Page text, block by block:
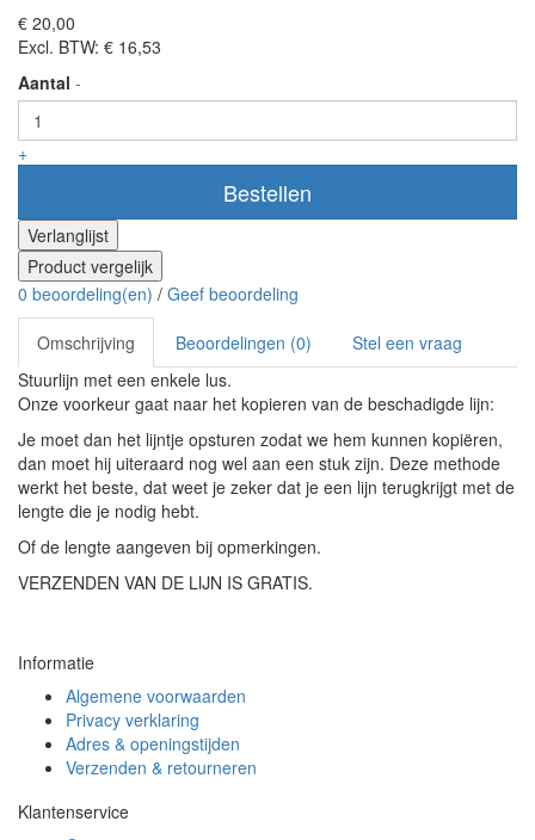
€ 20,00
Excl. BTW: € 16,53
Aantal -
+
Bestellen
Verlanglijst
Product vergelijk
0 beoordeling(en) / Geef beoordeling
Omschrijving Beoordelingen (0)
Stel een vraag
Stuurlijn met een enkele lus.
Onze voorkeur gaat naar het kopieren van de beschadigde lijn:
Je moet dan het lijntje opsturen zodat we hem kunnen kopiëren,
dan moet hij uiteraard nog wel aan een stuk zijn. Deze methode
werkt het beste, dat weet je zeker dat je een lijn terugkrijgt met de
lengte die je nodig hebt.
Of de lengte aangeven bij opmerkingen.
VERZENDEN VAN DE LIJN IS GRATIS.
Informatie
Algemene voorwaarden
Privacy verklaring
Adres & openingstijden
Verzenden & retourneren
Klantenservice